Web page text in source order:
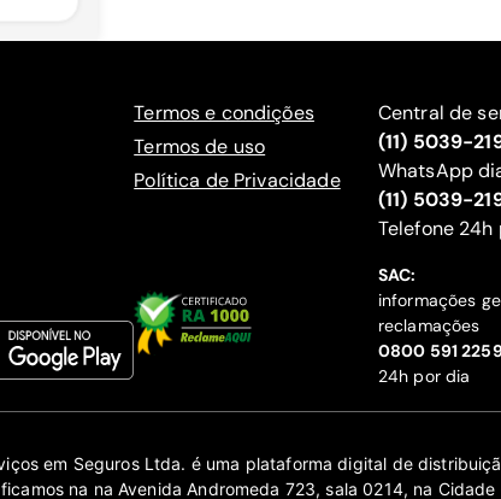
Termos e condições
Termos de uso
Política de Privacidade
Central de
(11) 5039-
WhatsApp
(11) 5039-
‍Telefone 24h
SAC:
informações
reclamações
‍0800 591
24h por dia
em Seguros Ltda. é uma plataforma digital de
na na Avenida Andromeda 723, sala 0214, na Cidade